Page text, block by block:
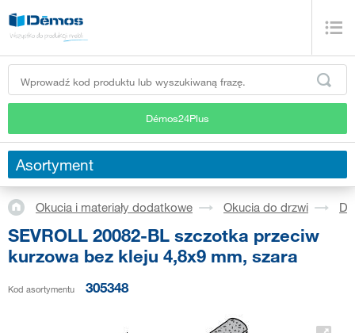
Démos24Plus
Asortyment
Okucia i materiały dodatkowe Okucia do drzwi
SEVROLL 20082-BL szczotka przeciw
kurzowa bez kleju 4,8x9 mm, szara
Kod asortymentu 305348